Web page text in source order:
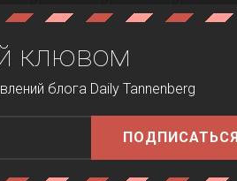
клювом
блога Daily Tannenberg
ПОДПИСАТЬСЯ